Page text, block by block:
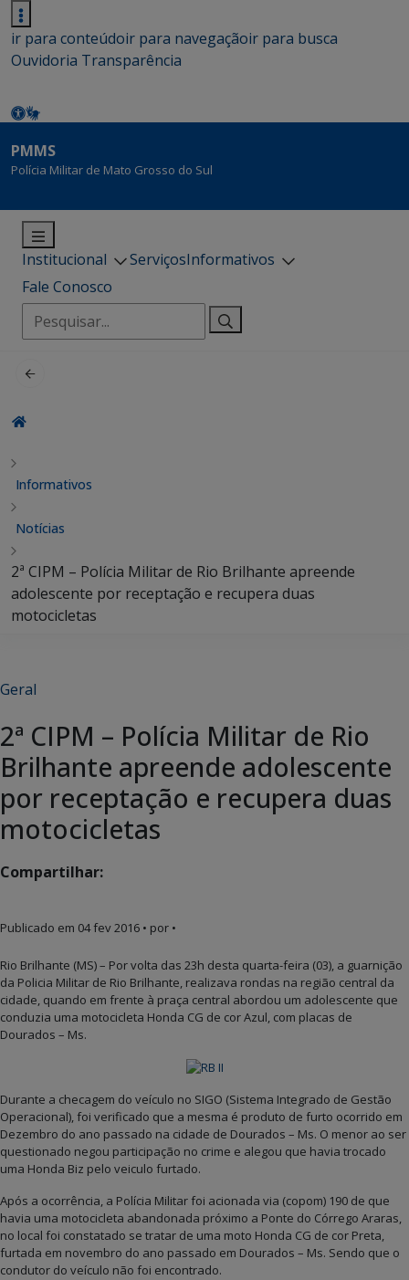
ir para conteúdoir para navegaçãoir para busca
Ouvidoria Transparência
PMMS
Polícia Militar de Mato Grosso do Sul
Institucional ServiçosInformativos
Fale Conosco
Pesquisar
por:
Informativos
Notícias
2ª CIPM – Polícia Militar de Rio Brilhante apreende
adolescente por receptação e recupera duas
motocicletas
Geral
2ª CIPM – Polícia Militar de Rio
Brilhante apreende adolescente
por receptação e recupera duas
motocicletas
Compartilhar:
Publicado em 04 fev 2016 • por •
Rio Brilhante (MS) – Por volta das 23h desta quarta-feira (03), a guarnição
da Policia Militar de Rio Brilhante, realizava rondas na região central da
cidade, quando em frente à praça central abordou um adolescente que
conduzia uma motocicleta Honda CG de cor Azul, com placas de
Dourados – Ms.
Durante a checagem do veículo no SIGO (Sistema Integrado de Gestão
Operacional), foi verificado que a mesma é produto de furto ocorrido em
Dezembro do ano passado na cidade de Dourados – Ms. O menor ao ser
questionado negou participação no crime e alegou que havia trocado
uma Honda Biz pelo veiculo furtado.
Após a ocorrência, a Polícia Militar foi acionada via (copom) 190 de que
havia uma motocicleta abandonada próximo a Ponte do Córrego Araras,
no local foi constatado se tratar de uma moto Honda CG de cor Preta,
furtada em novembro do ano passado em Dourados – Ms. Sendo que o
condutor do veículo não foi encontrado.